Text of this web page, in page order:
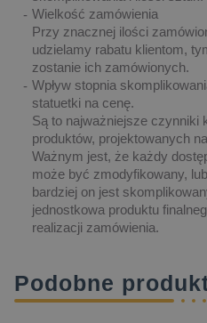
Wielkość zamówienia
Przy znacznej ilości
udzielamy rabatu klientom,
zostanie ich zamówionych.
Wpływ stopnia
statuetki na cenę.
Są to najważniejsze czynniki
produktów, projektowanych
Ważnym jest, że każdy
może być zmodyfikowany,
bardziej on jest
jednostkowa produktu
realizacji zamówienia.
Podobne